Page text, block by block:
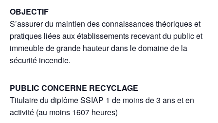
OBJECTIF
S’assurer du maintien des connaissances théoriques et
pratiques liées aux établissements recevant du public et
immeuble de grande hauteur dans le domaine de la
sécurité incendie.
PUBLIC CONCERNE RECYCLAGE
Titulaire du diplôme SSIAP 1 de moins de 3 ans et en
activité (au moins 1607 heures)